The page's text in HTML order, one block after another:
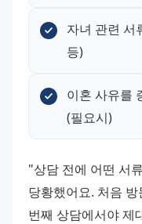
자녀 관련 서
등)
이혼 사유를
(필요시)
"상담 전에 어떤 서
당황했어요. 처음
번째 상담에서야 제